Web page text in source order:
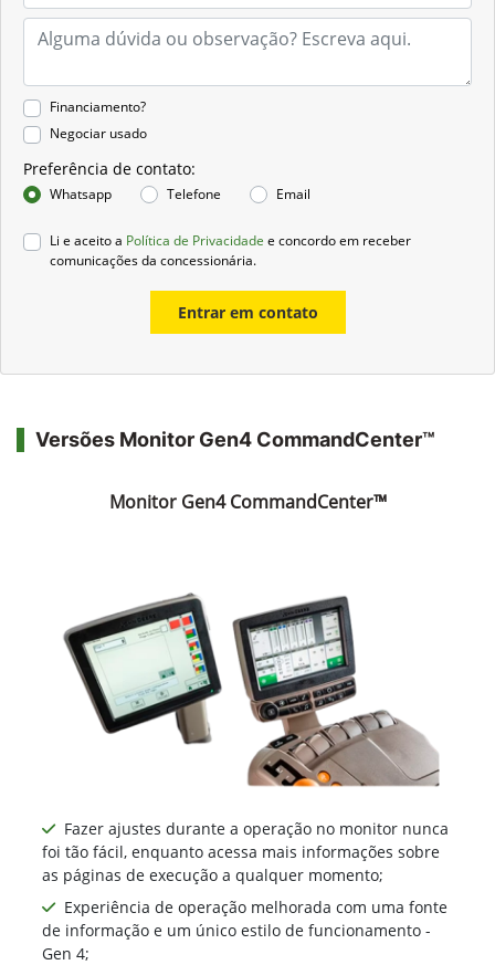
Financiamento?
Negociar usado
Preferência de contato:
Whatsapp Telefone Email
Li e aceito a Política de Privacidade e concordo em receber
comunicações da concessionária.
Entrar em contato
Versões Monitor Gen4 CommandCenter™
Monitor Gen4 CommandCenter™
Fazer ajustes durante a operação no monitor nunca
foi tão fácil, enquanto acessa mais informações sobre
as páginas de execução a qualquer momento;
Experiência de operação melhorada com uma fonte
de informação e um único estilo de funcionamento -
Gen 4;